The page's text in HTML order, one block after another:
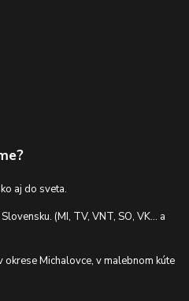
aj do sveta.
(MI, TV, VNT, SO, VK... a
Michalovce, v malebnom kúte